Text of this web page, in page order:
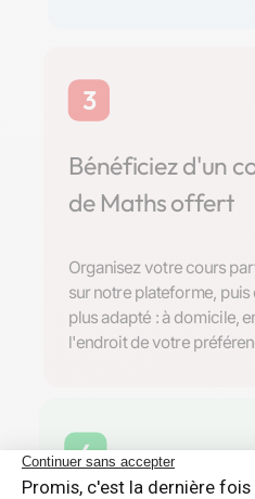
3
Bénéficiez d'un
de Maths offert
Organisez votre cours
sur notre plateforme,
plus adapté : à domicile,
l'endroit de votre
4